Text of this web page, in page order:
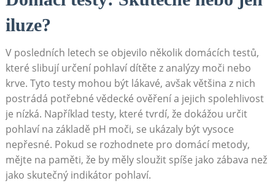
iluze?
V posledních letech se objevilo několik domácích testů,
které slibují určení pohlaví dítěte z analýzy moči nebo
krve. Tyto testy mohou být lákavé, avšak většina z nich
postrádá potřebné vědecké ověření a jejich spolehlivost
je nízká. Například testy, které tvrdí, že dokážou určit
pohlaví na základě pH moči, se ukázaly být vysoce
nepřesné. Pokud se rozhodnete pro domácí metody,
mějte na paměti, že by měly sloužit spíše jako zábava než
jako skutečný indikátor pohlaví.